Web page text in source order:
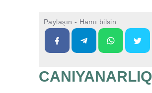
Paylaşın - Hamı bilsin
CANIYANARLIQ